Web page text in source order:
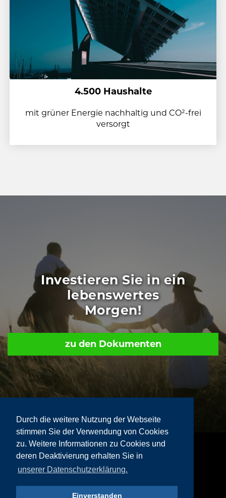
Durch die weitere Nutzung der Webseite
stimmen Sie der Verwendung von Cookies
zu. Weitere Informationen zu Cookies und
deren Deaktivierung erhalten Sie in
unserer Datenschutzerklärung.
Einverstanden
4.500 Haushalte
mit grüner Energie nachhaltig und CO²-frei
versorgt
Investieren Sie in ein
lebenswertes
Morgen!
zu den Dokumenten
Impressum|Datenschutz